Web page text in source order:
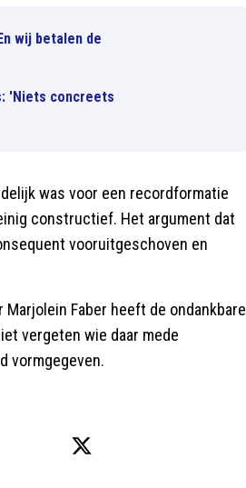
wij betalen de
'Niets concreets
was voor een recordformatie
constructief. Het argument dat
vooruitgeschoven en
Faber heeft de ondankbare
vergeten wie daar mede
vormgegeven.